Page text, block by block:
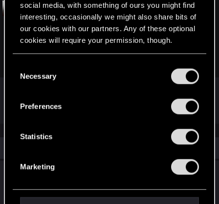
social media, with something of ours you might find
interesting, occasionally we might also share bits of
our cookies with our partners. Any of these optional
cookies will require your permission, though.
and tweak your preferences regarding them in the
Necessary
Preferences
Statistics
Marketing
It’s All About You!
This is the website for our CD PROJEKT RED video series "It's
Cyberpunk 2077, The Witcher franchise and GWENT: The
Witcher Card Game.
それでは、次回の動画でお会いしましょう！
アニメ『サイバーパンク: エッジランナーズ